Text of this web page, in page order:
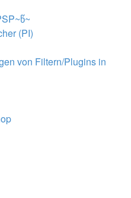
(PI)
von Filtern/Plugins in